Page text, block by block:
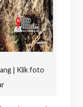
| Klik foto